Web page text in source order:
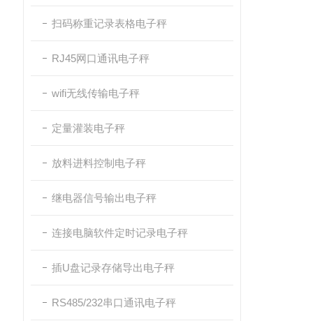
扫码称重记录表格电子秤
RJ45网口通讯电子秤
wifi无线传输电子秤
定量灌装电子秤
放料进料控制电子秤
继电器信号输出电子秤
连接电脑软件定时记录电子秤
插U盘记录存储导出电子秤
RS485/232串口通讯电子秤